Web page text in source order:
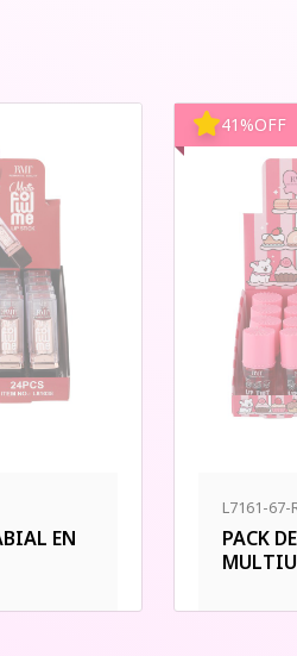
EN
41 %OFF
L7161-67-
PACK